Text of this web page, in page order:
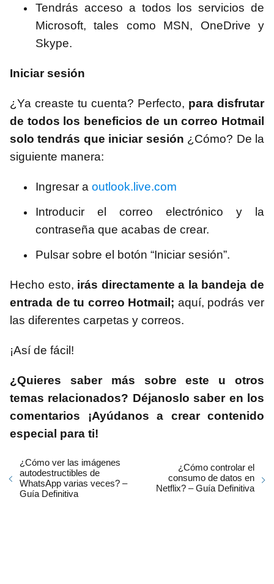
Tendrás acceso a todos los servicios de
Microsoft, tales como MSN, OneDrive y
Skype.
Iniciar sesión
¿Ya creaste tu cuenta? Perfecto, para disfrutar
de todos los beneficios de un correo Hotmail
solo tendrás que iniciar sesión ¿Cómo? De la
siguiente manera:
Ingresar a outlook.live.com
Introducir el correo electrónico y la
contraseña que acabas de crear.
Pulsar sobre el botón “Iniciar sesión”.
Hecho esto, irás directamente a la bandeja de
entrada de tu correo Hotmail; aquí, podrás ver
las diferentes carpetas y correos.
¡Así de fácil!
¿Quieres saber más sobre este u otros
temas relacionados? Déjanoslo saber en los
comentarios ¡Ayúdanos a crear contenido
especial para ti!
¿Cómo ver las imágenes
autodestructibles de
WhatsApp varias veces? –
Guía Definitiva
¿Cómo controlar el
consumo de datos en
Netflix? – Guía Definitiva